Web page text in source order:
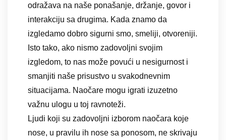
odražava na naše ponašanje, držanje, govor i
interakciju sa drugima. Kada znamo da
izgledamo dobro sigurni smo, smeliji, otvoreniji.
Isto tako, ako nismo zadovoljni svojim
izgledom, to nas može povući u nesigurnost i
smanjiti naše prisustvo u svakodnevnim
situacijama. Naočare mogu igrati izuzetno
važnu ulogu u toj ravnoteži.
Ljudi koji su zadovoljni izborom naočara koje
nose, u pravilu ih nose sa ponosom, ne skrivaju